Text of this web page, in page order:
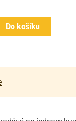
Do košíku